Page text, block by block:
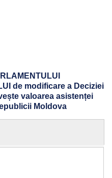
de modificare a Deciziei
valoarea asistenței
Moldova